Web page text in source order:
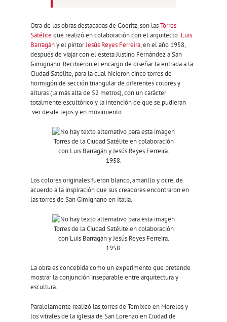
Otra de las obras destacadas de Goeritz, son lasTorres
Satélite que realizó en colaboración con el arquitecto Luis
Barragány el pintorJesús Reyes Ferreira, en el año 1958,
después de viajar con el esteta Justino Fernández a San
Gimignano. Recibieron el encargo de diseñar la entrada a la
Ciudad Satélite, para la cual hicieron cinco torres de
hormigón de sección triangular de diferentes colores y
alturas (la más alta de 52 metros), con un carácter
totalmente escultórico y la intención de que se pudieran
ver desde lejos y en movimiento.
Torres de la Ciudad Satélite en colaboración
con Luis Barragán y Jesús Reyes Ferreira.
1958.
Los colores originales fueron blanco, amarillo y ocre, de
acuerdo a la inspiración que sus creadores encontraron en
las torres de San Gimignano en Italia.
Torres de la Ciudad Satélite en colaboración
con Luis Barragán y Jesús Reyes Ferreira.
1958.
La obra es concebida como un experimento que pretende
mostrar la conjunción inseparable entre arquitectura y
escultura.
Paralelamente realizó las torres de Temixco en Morelos y
los vitrales de la iglesia de San Lorenzo en Ciudad de